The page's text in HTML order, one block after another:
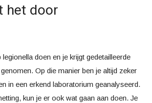
het door
doen en je krijgt gedetailleerde
Op die manier ben je altijd zeker
in een erkend laboratorium geanalyseerd.
kun je er ook wat gaan aan doen. Je